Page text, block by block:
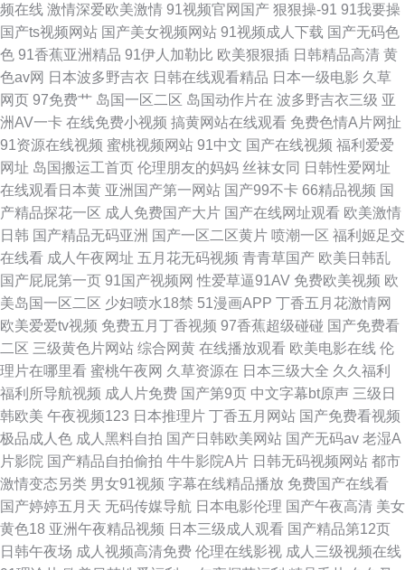
频在线 激情深爱欧美激情 91视频官网国产 狠狠操-91 91我要操
国产ts视频网站 国产美女视频网站 91视频成人下载 国产无码色
色 91香蕉亚洲精品 91伊人加勒比 欧美狠狠插 日韩精品高清 黄
色av网 日本波多野吉衣 日韩在线观看精品 日本一级电影 久草
网页 97免费艹 岛国一区二区 岛国动作片在 波多野吉衣三级 亚
洲AV一卡 在线免费小视频 搞黄网站在线观看 免费色情A片网扯
91资源在线视频 蜜桃视频网站 91中文 国产在线视频 福利爱爱
网址 岛国搬运工首页 伦理朋友的妈妈 丝袜女同 日韩性爱网址
在线观看日本黄 亚洲国产第一网站 国产99不卡 66精品视频 国
产精品探花一区 成人免费国产大片 国产在线网址观看 欧美激情
日韩 国产精品无码亚洲 国产一区二区黄片 喷潮一区 福利姬足交
在线看 成人午夜网址 五月花无码视频 青青草国产 欧美日韩乱
国产屁屁第一页 91国产视频网 性爱草逼91AV 免费欧美视频 欧
美岛国一区二区 少妇喷水18禁 51漫画APP 丁香五月花激情网
欧美爱爱tv视频 免费五月丁香视频 97香蕉超级碰碰 国产免费看
二区 三级黄色片网站 综合网黄 在线播放观看 欧美电影在线 伦
理片在哪里看 蜜桃午夜网 久草资源在 日本三级大全 久久福利
福利所导航视频 成人片免费 国产第9页 中文字幕bt原声 三级日
韩欧美 午夜视频123 日本推理片 丁香五月网站 国产免费看视频
极品成人色 成人黑料自拍 国产日韩欧美网站 国产无码av 老湿A
片影院 国产精品自拍偷拍 牛牛影院A片 日韩无码视频网站 都市
激情变态另类 男女91视频 字幕在线精品播放 免费国产在线看
国产婷婷五月天 无码传媒导航 日本电影伦理 国产午夜高清 美女
黄色18 亚洲午夜精品视频 日本三级成人观看 国产精品第12页
日韩午夜场 成人视频高清免费 伦理在线影视 成人三级视频在线